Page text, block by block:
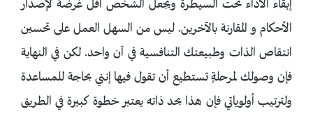
إبقاء الأداء تحت السيطرة ويجعل الشخص أقل عُرضة لإصدار
الأحكام و المقارنة بالآخرين. ليس من السهل العمل على تحسين
انتقاص الذات وطبيعتك التنافسية في آن واحد. لكن في النهاية
فإن وصولك لمرحلةٍ تستطيع أن تقول فيها إنني بحاجة للمساعدة
ولترتيب أولوياتي فإن هذا بحد ذاته يعتبر خطوة كبيرة في الطريق